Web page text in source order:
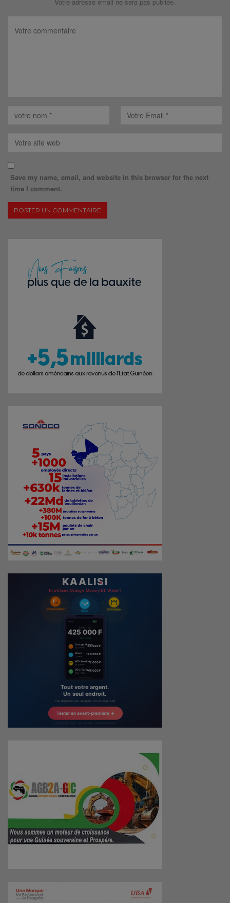
Save my name, email, and website in this browser for the next
time I comment.